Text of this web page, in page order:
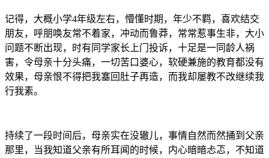
记得，大概小学4年级左右，懵懂时期，年少不羁，喜欢结交
朋友，呼朋唤友常不着家，冲动而鲁莽，常常惹事生非，大小
问题不断出现，时有同学家长上门投诉，十足是一同龄人祸
害，令母亲十分头痛，一切苦口婆心，软硬兼施的教育都没有
效果，母亲恨不得把我塞回肚子再造，而我却屡教不改继续我
行我素。
持续了一段时间后，母亲实在没辙儿，事情自然而然捅到父亲
那里，当我知道父亲有所耳闻的时候，内心暗暗忐忑，不知道